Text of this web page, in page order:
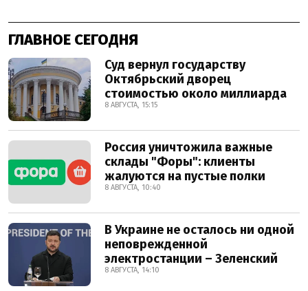
ГЛАВНОЕ СЕГОДНЯ
Суд вернул государству
Октябрьский дворец
стоимостью около миллиарда
8 АВГУСТА, 15:15
Россия уничтожила важные
склады "Форы": клиенты
жалуются на пустые полки
8 АВГУСТА, 10:40
В Украине не осталось ни одной
неповрежденной
электростанции – Зеленский
8 АВГУСТА, 14:10